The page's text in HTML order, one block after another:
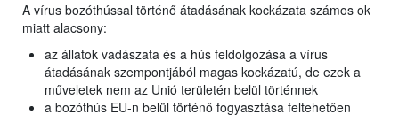
A vírus bozóthússal történő átadásának kockázata számos ok
miatt alacsony:
az állatok vadászata és a hús feldolgozása a vírus
átadásának szempontjából magas kockázatú, de ezek a
műveletek nem az Unió területén belül történnek
a bozóthús EU-n belül történő fogyasztása feltehetően